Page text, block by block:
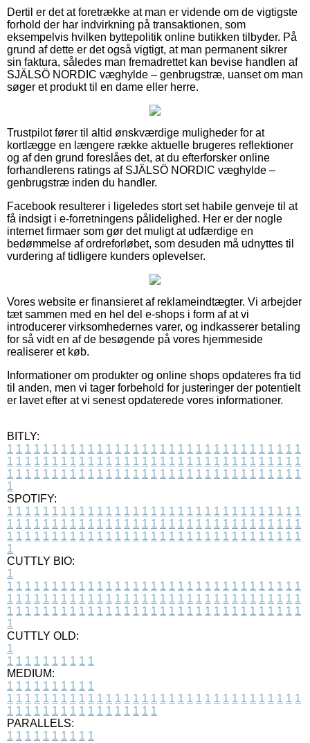
Dertil er det at foretrække at man er vidende om de vigtigste
forhold der har indvirkning på transaktionen, som
eksempelvis hvilken byttepolitik online butikken tilbyder. På
grund af dette er det også vigtigt, at man permanent sikrer
sin faktura, således man fremadrettet kan bevise handlen af
SJÄLSÖ NORDIC væghylde – genbrugstræ, uanset om man
søger et produkt til en dame eller herre.
Trustpilot fører til altid ønskværdige muligheder for at
kortlægge en længere række aktuelle brugeres reflektioner
og af den grund foreslåes det, at du efterforsker online
forhandlerens ratings af SJÄLSÖ NORDIC væghylde –
genbrugstræ inden du handler.
Facebook resulterer i ligeledes stort set habile genveje til at
få indsigt i e-forretningens pålidelighed. Her er der nogle
internet firmaer som gør det muligt at udfærdige en
bedømmelse af ordreforløbet, som desuden må udnyttes til
vurdering af tidligere kunders oplevelser.
Vores website er finansieret af reklameindtægter. Vi arbejder
tæt sammen med en hel del e-shops i form af at vi
introducerer virksomhedernes varer, og indkasserer betaling
for så vidt en af de besøgende på vores hjemmeside
realiserer et køb.
Informationer om produkter og online shops opdateres fra tid
til anden, men vi tager forbehold for justeringer der potentielt
er lavet efter at vi senest opdaterede vores informationer.
BITLY:
1 1 1 1 1 1 1 1 1 1 1 1 1 1 1 1 1 1 1 1 1 1 1 1 1 1 1 1 1 1 1 1 1
1 1 1 1 1 1 1 1 1 1 1 1 1 1 1 1 1 1 1 1 1 1 1 1 1 1 1 1 1 1 1 1 1
1 1 1 1 1 1 1 1 1 1 1 1 1 1 1 1 1 1 1 1 1 1 1 1 1 1 1 1 1 1 1 1 1
1
SPOTIFY:
1 1 1 1 1 1 1 1 1 1 1 1 1 1 1 1 1 1 1 1 1 1 1 1 1 1 1 1 1 1 1 1 1
1 1 1 1 1 1 1 1 1 1 1 1 1 1 1 1 1 1 1 1 1 1 1 1 1 1 1 1 1 1 1 1 1
1 1 1 1 1 1 1 1 1 1 1 1 1 1 1 1 1 1 1 1 1 1 1 1 1 1 1 1 1 1 1 1 1
1
CUTTLY BIO:
1
1 1 1 1 1 1 1 1 1 1 1 1 1 1 1 1 1 1 1 1 1 1 1 1 1 1 1 1 1 1 1 1 1
1 1 1 1 1 1 1 1 1 1 1 1 1 1 1 1 1 1 1 1 1 1 1 1 1 1 1 1 1 1 1 1 1
1 1 1 1 1 1 1 1 1 1 1 1 1 1 1 1 1 1 1 1 1 1 1 1 1 1 1 1 1 1 1 1 1
1
CUTTLY OLD:
1
1 1 1 1 1 1 1 1 1 1
MEDIUM:
1 1 1 1 1 1 1 1 1 1
1 1 1 1 1 1 1 1 1 1 1 1 1 1 1 1 1 1 1 1 1 1 1 1 1 1 1 1 1 1 1 1 1
1 1 1 1 1 1 1 1 1 1 1 1 1 1 1 1 1
PARALLELS:
1 1 1 1 1 1 1 1 1 1